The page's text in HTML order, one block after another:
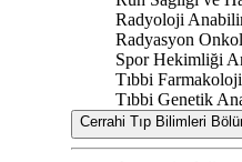
Radyoloji
Radyasyon
Spor Hekimliği
Tıbbi
Tıbbi Genetik
Cerrahi Tıp Bilimleri